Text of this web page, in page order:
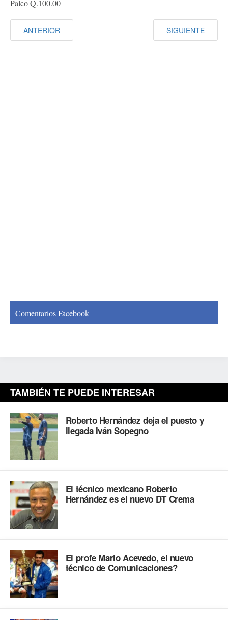
Palco Q.100.00
ANTERIOR SIGUIENTE
Comentarios Facebook
TAMBIÉN TE PUEDE INTERESAR
Roberto Hernández deja el puesto y
llegada Iván Sopegno
El técnico mexicano Roberto
Hernández es el nuevo DT Crema
El profe Mario Acevedo, el nuevo
técnico de Comunicaciones?